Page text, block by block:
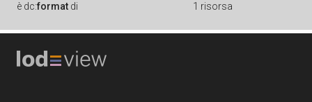
è dc:format di 1 risorsa